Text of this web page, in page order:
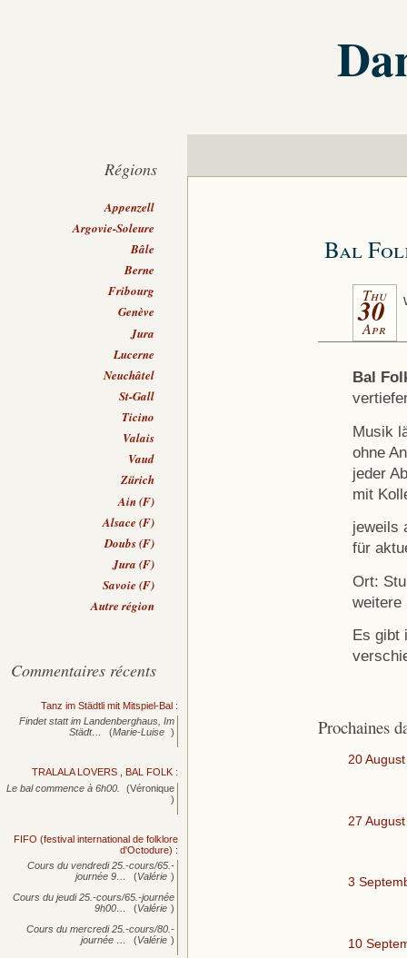
Bal
Thu
30
Apr
Bal
Musik
ohne
jeder
mit
jeweils
für
Ort:
weitere
Es gibt
Prochaines
20
27
3
10
Régions
Appenzell
Argovie-Soleure
Bâle
Berne
Fribourg
Genève
Jura
Lucerne
Neuchâtel
St-Gall
Ticino
Valais
Vaud
Zürich
Ain (F)
Alsace (F)
Doubs (F)
Jura (F)
Savoie (F)
Autre région
Commentaires récents
Tanz im Städtli mit Mitspiel-Bal :
Findet statt im Landenberghaus, Im
Städt…
(Marie-Luise )
TRALALA LOVERS , BAL FOLK :
Le bal commence à 6h00.
(Véronique
)
FIFO (festival international de folklore
d'Octodure) :
Cours du vendredi 25.-cours/65.-
journée 9… (Valérie )
Cours du jeudi 25.-cours/65.-journée
9h00…
(Valérie )
Cours du mercredi 25.-cours/80.-
journée … (Valérie )